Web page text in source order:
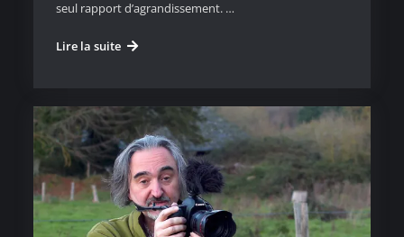
seul rapport d’agrandissement. …
Lire la suiteAméliorer
en
postproduction